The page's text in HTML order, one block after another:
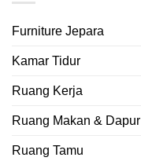
Furniture Jepara
Kamar Tidur
Ruang Kerja
Ruang Makan & Dapur
Ruang Tamu